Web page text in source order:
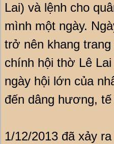
Lai) và lệnh cho
mình một ngày.
trở nên khang
chính hội thờ Lê
ngày hội lớn của
đến dâng hương, tế
1/12/2013 đã xảy